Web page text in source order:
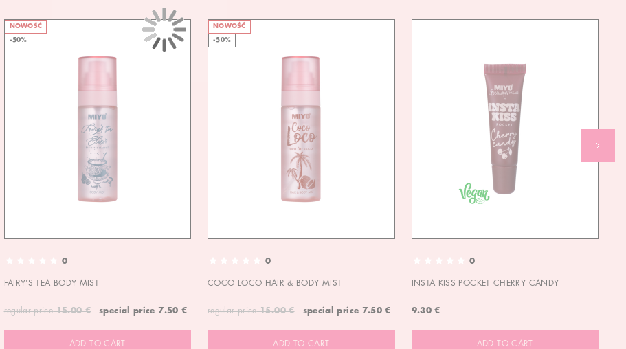
NOWOŚĆ
-50%
0
FAIRY'S TEA BODY MIST
special price 7.50 €
regular price 15.00 €
ADD TO CART
NOWOŚĆ
-50%
0
COCO LOCO HAIR & BODY MIST
special price 7.50 €
regular price 15.00 €
ADD TO CART
0
INSTA KISS POCKET CHERRY CANDY
9.30 €
ADD TO CART